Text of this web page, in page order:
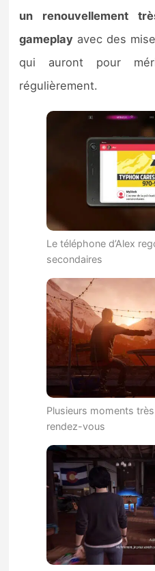
un renouvellement
gameplay avec des
qui auront pour
régulièrement.
Le téléphone d’Alex
secondaires
Plusieurs moments
rendez-vous